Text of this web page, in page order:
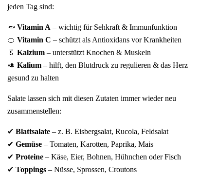
jeden Tag sind:
🥕 Vitamin A – wichtig für Sehkraft & Immunfunktion
🍊 Vitamin C – schützt als Antioxidans vor Krankheiten
🥬 Kalzium – unterstützt Knochen & Muskeln
🥑 Kalium – hilft, den Blutdruck zu regulieren & das Herz
gesund zu halten
Salate lassen sich mit diesen Zutaten immer wieder neu
zusammenstellen:
✔ Blattsalate – z. B. Eisbergsalat, Rucola, Feldsalat
✔ Gemüse – Tomaten, Karotten, Paprika, Mais
✔ Proteine – Käse, Eier, Bohnen, Hühnchen oder Fisch
✔ Toppings – Nüsse, Sprossen, Croutons